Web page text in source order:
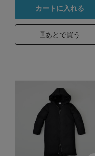
カートに入れる
あとで買う